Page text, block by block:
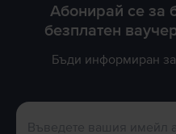
Абонирай се за
безплатен
Бъди информиран